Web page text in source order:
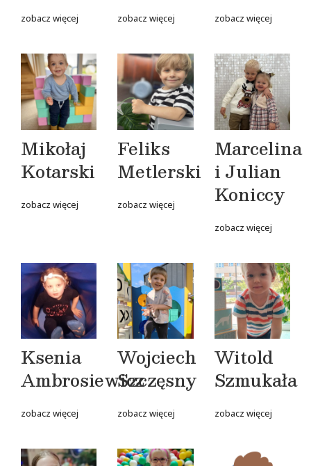
zobacz więcej zobacz więcej zobacz więcej
Mikołaj
Kotarski
zobacz więcej
Feliks
Metlerski
zobacz więcej
Marcelina
i Julian
Koniccy
zobacz więcej
Ksenia
Ambrosiewicz
zobacz więcej
Wojciech
Szczęsny
zobacz więcej
Witold
Szmukała
zobacz więcej